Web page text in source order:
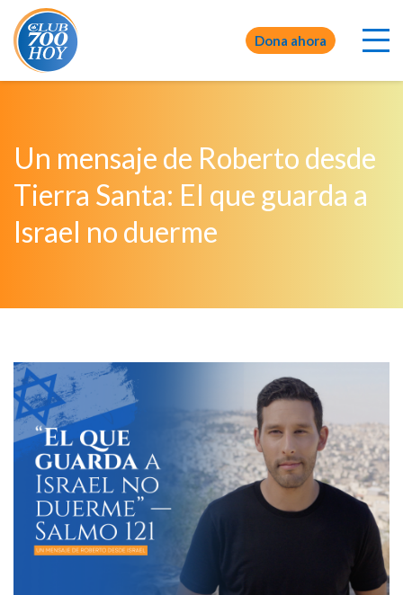
Dona ahora
Un mensaje de Roberto desde
Tierra Santa: El que guarda a
Israel no duerme